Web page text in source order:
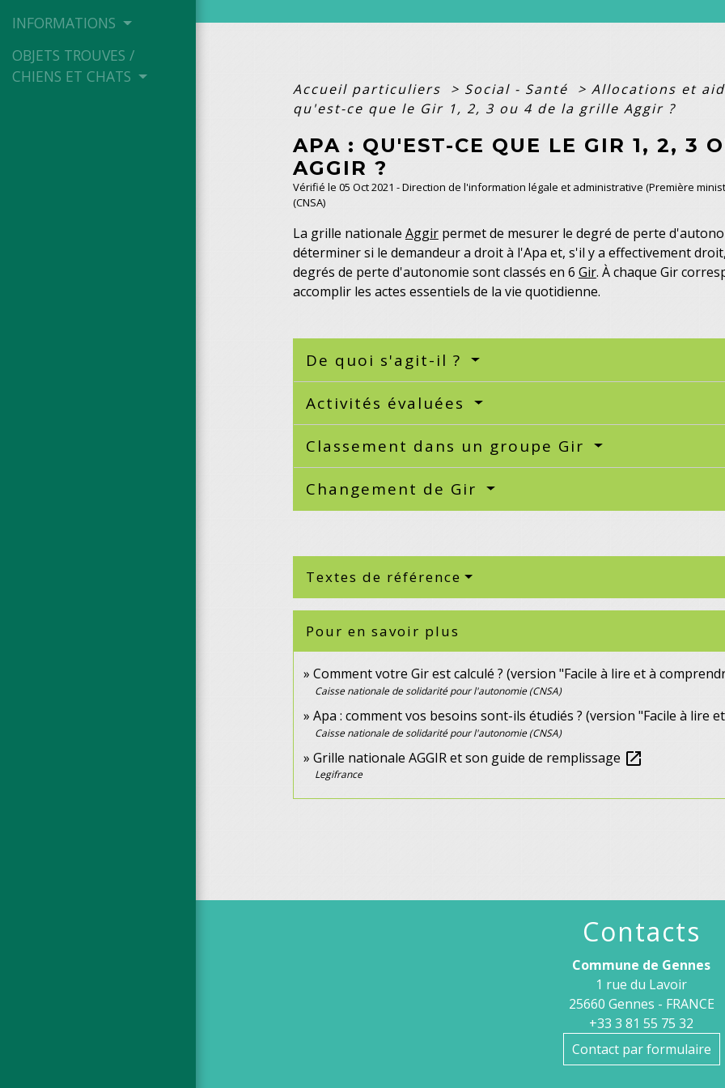
INFORMATIONS
OBJETS TROUVES /
CHIENS ET CHATS
Accueil particuliers > Social - Santé > Allocations et
qu'est-ce que le Gir 1, 2, 3 ou 4 de la grille Aggir ?
APA : QU'EST-CE QUE LE GIR 1, 2, 3
AGGIR ?
Vérifié le 05 Oct 2021 - Direction de l'information légale et administrative (Première
(CNSA)
La grille nationale Aggirpermet de mesurer le degré de perte
déterminer si le demandeur a droit à l'Apa et, s'il y a effectivement
degrés de perte d'autonomie sont classés en 6 Gir. À chaque Gir
accomplir les actes essentiels de la vie quotidienne.
De quoi s'agit-il ?
Activités évaluées
Classement dans un groupe Gir
Changement de Gir
Textes de référence
Pour en savoir plus
Comment votre Gir est calculé ? (version "Facile à lire et à
Caisse nationale de solidarité pour l'autonomie (CNSA)
Apa : comment vos besoins sont-ils étudiés ? (version "Facile à lire
Caisse nationale de solidarité pour l'autonomie (CNSA)
Grille nationale AGGIR et son guide de remplissage open_in_new
Legifrance
Contacts
Commune de Gennes
1 rue du Lavoir
25660 Gennes - FRANCE
+33 3 81 55 75 32
Contact par formulaire